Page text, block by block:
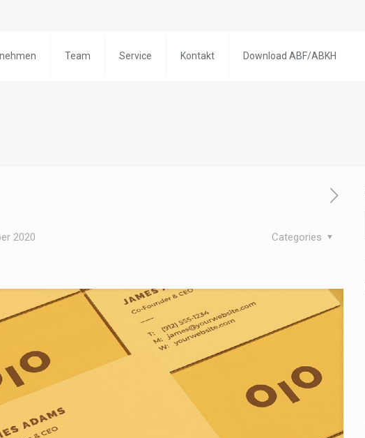
Team Service Kontakt Download ABF/ABKH
2020 Categories